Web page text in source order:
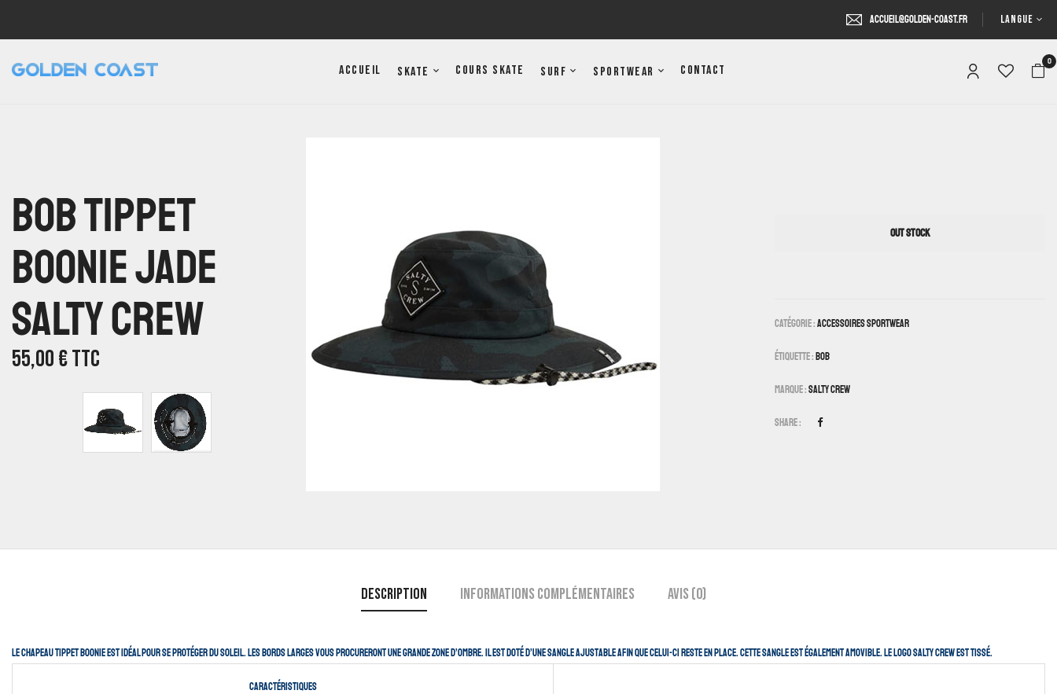
accueil@golden-coast.fr LANGUE
Accueil Skate Cours Skate Surf Sportwear Contact
0
Bob Tippet
Boonie Jade
Salty Crew
55,00€TTC
OUT STOCK
Catégorie :Accessoires Sportwear
Étiquette : Bob
Marque :Salty Crew
Share :
Description Informations complémentaires Avis (0)
Le chapeau Tippet Boonie est idéal pour se protéger du soleil. Les bords larges vous procureront une grande zone d’ombre. Il est doté d’une sangle ajustable afin que celui-ci reste en place. cette sangle est également amovible. Le logo Salty Crew est tissé.
Caractéristiques